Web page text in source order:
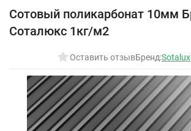
Сотовый поликарбонат 10мм
Соталюкс 1кг/м2
Оставить отзывБренд:Sotalux